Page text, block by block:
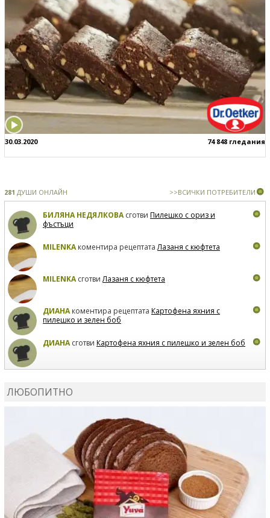
30.03.2020 74 848 гледания
281 ДУШИ ОНЛАЙН >>ВСИЧКИ ПОТРЕБИТЕЛИ
БИЛЯНА НЕДЯЛКОВАсготви Пилешко с ориз и
фъстъци
MILENKAкоментира рецептатаЛазаня с кюфтета
MILENKAсготвиЛазаня с кюфтета
ДИАНАкоментира рецептата Картофена яхния с
пилешко и зелен боб
ДИАНАсготви Картофена яхния с пилешко и зелен боб
ЛЮБОПИТНО